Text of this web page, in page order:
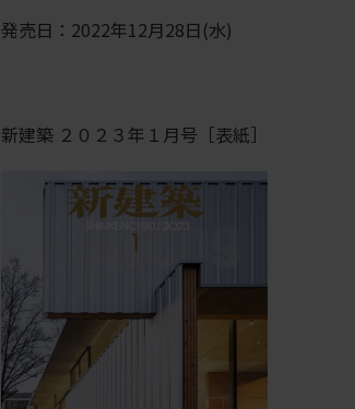
発売日： 2022年12月28日 (水)
新建築 ２０２３年１月号［表紙］